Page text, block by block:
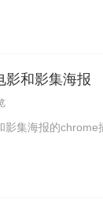
饰搜索，提供
影和影集海报
集海报的chrome